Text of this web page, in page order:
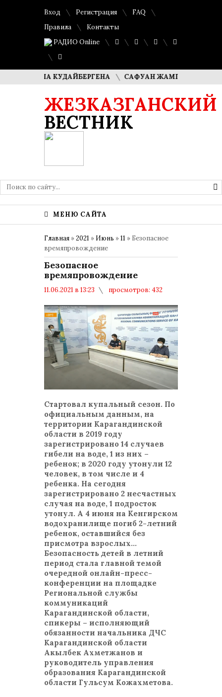
Вход Регистрация
FAQ
Правила
Контакты
РАДИО Online
КУДАЙБЕРГЕНА САФУАН ЖАМПЕИСОВ: «МЫ
ЖЕЗКАЗГАНСКИЙ
ВЕСТНИК
МЕНЮ САЙТА
Главная »2021 » Июнь »11 » Безопасное
времяпровождение
Безопасное
времяпровождение
11.06.2021 в 13:23
просмотров: 432
Стартовал купальный сезон. По
официальным данным, на
территории Карагандинской
области в 2019 году
зарегистрировано 14 случаев
гибели на воде, 1 из них –
ребенок; в 2020 году утонули 12
человек, в том числе и 4
ребенка. На сегодня
зарегистрировано 2 несчастных
случая на воде, 1 подросток
утонул. А 4 июня на Кенгирском
водохранилище погиб 2-летний
ребенок, оставшийся без
присмотра взрослых…
Безопасность детей в летний
период стала главной темой
очередной онлайн-пресс-
конференции на площадке
Региональной службы
коммуникаций
Карагандинской области,
спикеры – исполняющий
обязанности начальника ДЧС
Карагандинской области
Акылбек Ахметжанов и
руководитель управления
образования Карагандинской
области Гульсум Кожахметова.